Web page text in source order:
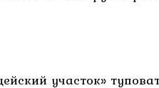
участок»